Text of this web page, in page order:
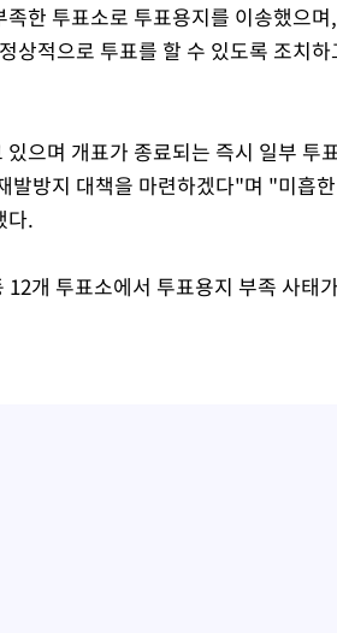
한 투표소로 투표용지를 이송했으며
상적으로 투표를 할 수 있도록 조치하
으며 개표가 종료되는 즉시 일부 투
발방지 대책을 마련하겠다"며 "미흡
다.
개 투표소에서 투표용지 부족 사태